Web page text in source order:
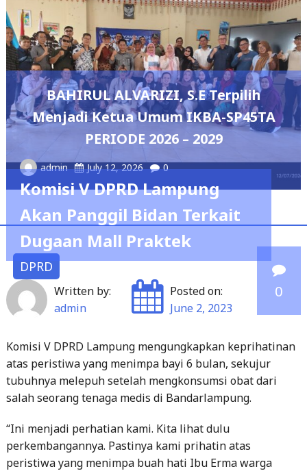
S.E Terpilih
Umum IKBA-SP45TA
2026 – 2029
0
DPRD
Mahasiswa,
admin May 6,
DPRD
0
Komisi V DPRD Lampung
Akan Panggil Bidan Terkait
Dugaan Mall Praktek
Written by:
admin
Posted on:
June 2, 2023
Komisi V DPRD Lampung mengungkapkan keprihatinan
atas peristiwa yang menimpa bayi 6 bulan, sekujur
tubuhnya melepuh setelah mengkonsumsi obat dari
salah seorang tenaga medis di Bandarlampung.
“Ini menjadi perhatian kami. Kita lihat dulu
perkembangannya. Pastinya kami prihatin atas
peristiwa yang menimpa buah hati Ibu Erma warga